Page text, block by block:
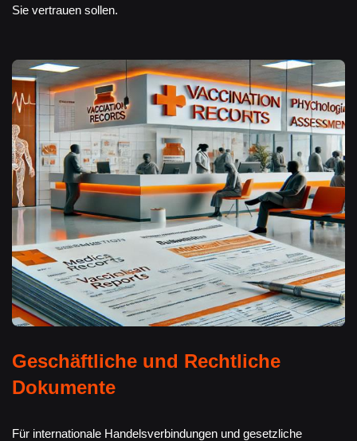
Sie vertrauen sollen.
Geschäftliche und Rechtliche
Dokumente
Für internationale Handelsverbindungen und gesetzliche